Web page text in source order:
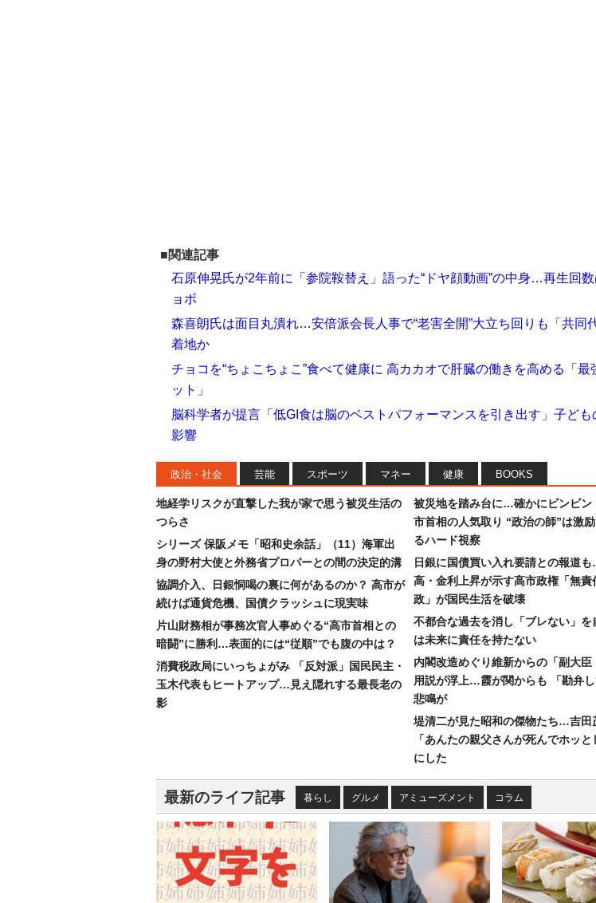
■関連記事
石原伸晃氏が2年前に「参院鞍替え」語った“ドヤ顔動画”の中身…再生回
ョボ
森喜朗氏は面目丸潰れ…安倍派会長人事で“老害全開”大立ち回りも「共同
着地か
チョコを“ちょこちょこ”食べて健康に 高カカオで肝臓の働きを高める「最
ット」
脳科学者が提言「低GI食は脳のベストパフォーマンスを引き出す」子ども
影響
政治・社会 芸能 スポーツ マネー 健康 BOOKS
地経学リスクが直撃した我が家で思う被災生活の
つらさ
シリーズ 保阪メモ「昭和史余話」（11）海軍出
身の野村大使と外務省プロパーとの間の決定的溝
協調介入、日銀恫喝の裏に何があるのか？ 高市が
続けば通貨危機、国債クラッシュに現実味
片山財務相が事務次官人事めぐる“高市首相との
暗闘”に勝利…表面的には“従順”でも腹の中は？
消費税政局にいっちょがみ 「反対派」国民民主・
玉木代表もヒートアップ…見え隠れする最長老の
影
被災地を踏み台に…確かにビンビン
市首相の人気取り “政治の師”は激
るハード視察
日銀に国債買い入れ要請との報道
高・金利上昇が示す高市政権「無責
政」が国民生活を破壊
不都合な過去を消し「ブレない」を
は未来に責任を持たない
内閣改造めぐり維新からの「副大臣
用説が浮上…霞が関からも 「勘弁
悲鳴が
堤清二が見た昭和の傑物たち…吉田
「あんたの親父さんが死んでホッと
にした
最新のライフ記事 暮らし グルメ アミューズメント コラム